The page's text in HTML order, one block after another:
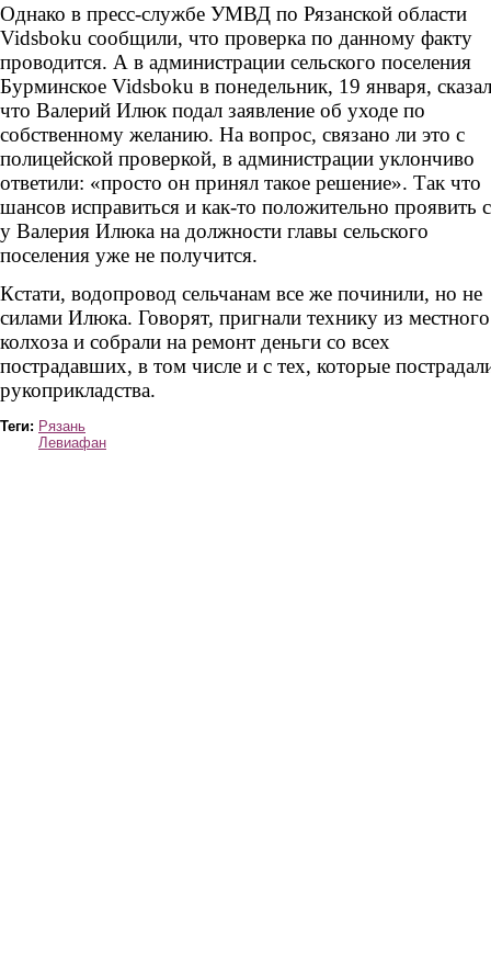
Однако в пресс-службе УМВД по Рязанской области
Vidsboku сообщили, что проверка по данному факту
проводится. А в администрации сельского поселения
Бурминское Vidsboku в понедельник, 19 января,
что Валерий Илюк подал заявление об уходе по
собственному желанию. На вопрос, связано ли это с
полицейской проверкой, в администрации уклончиво
ответили: «просто он принял такое решение». Так что
шансов исправиться и как-то положительно проявить
у Валерия Илюка на должности главы сельского
поселения уже не получится.
Кстати, водопровод сельчанам все же починили, но не
силами Илюка. Говорят, пригнали технику из местного
колхоза и собрали на ремонт деньги со всех
пострадавших, в том числе и с тех, которые
рукоприкладства.
Теги: Рязань
Левиафан